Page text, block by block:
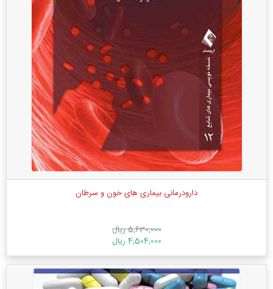
دارودرمانی بیماری های خون و سرطان
5,630,000 ریال
4,504,000 ریال